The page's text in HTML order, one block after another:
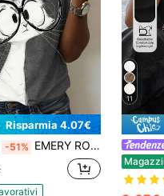
Risparmia 4.07€
-51% EMERY ROSE Maglietta casual, comoda e traspirante da donna con stampa carina e collo rotondo, manica corta
11